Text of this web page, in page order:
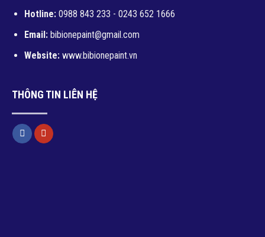
Hotline: 0988 843 233 - 0243 652 1666
Email:bibionepaint@gmail.com
Website:www.bibionepaint.vn
THÔNG TIN LIÊN HỆ